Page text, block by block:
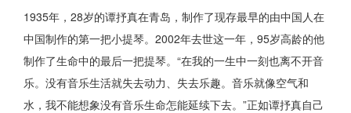
1935年，28岁的谭抒真在青岛，制作了现存最早的由中国人在
中国制作的第一把小提琴。2002年去世这一年，95岁高龄的他
制作了生命中的最后一把提琴。“在我的一生中一刻也离不开音
乐。没有音乐生活就失去动力、失去乐趣。音乐就像空气和
水，我不能想象没有音乐生命怎能延续下去。”正如谭抒真自己